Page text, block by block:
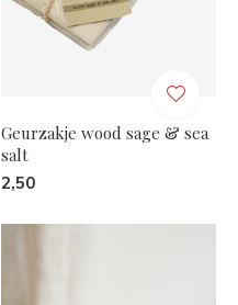
Geurzakje wood sage & sea
salt
2,50